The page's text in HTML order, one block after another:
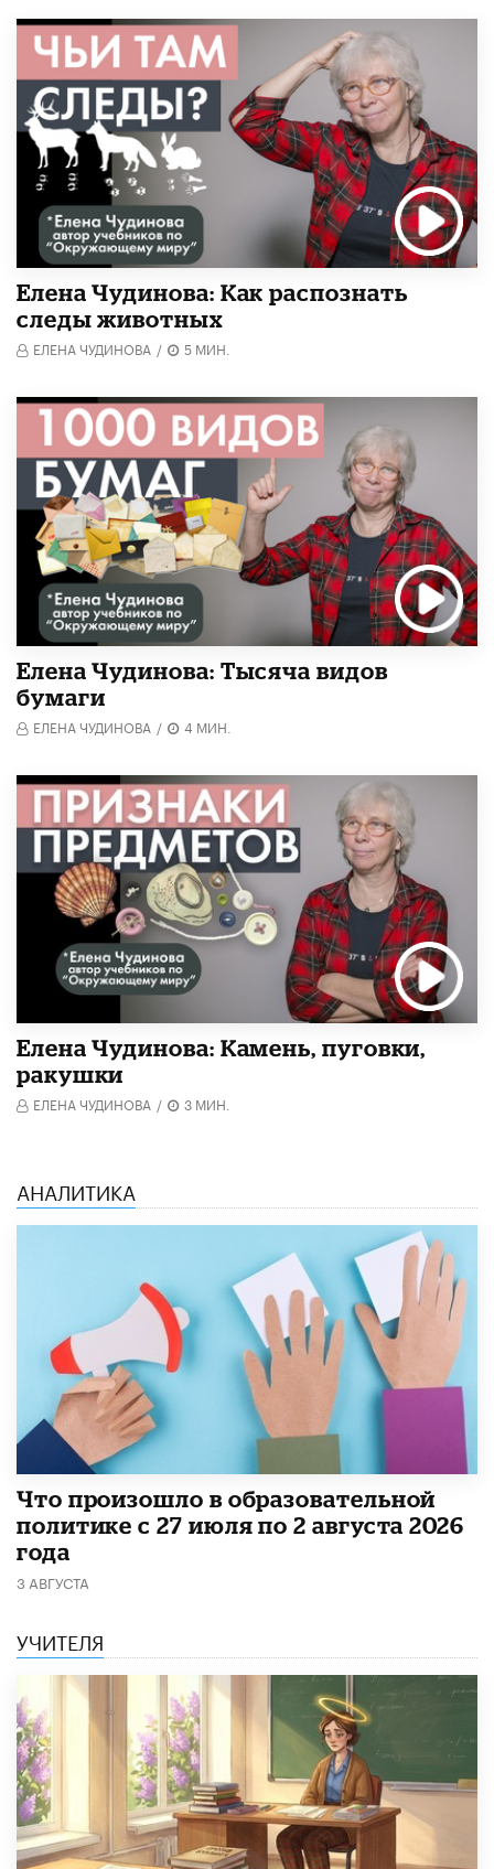
Елена Чудинова: Как распознать
следы животных
ЕЛЕНА ЧУДИНОВА / 5 МИН.
Елена Чудинова: Тысяча видов
бумаги
ЕЛЕНА ЧУДИНОВА / 4 МИН.
Елена Чудинова: Камень, пуговки,
ракушки
ЕЛЕНА ЧУДИНОВА / 3 МИН.
АНАЛИТИКА
​Что произошло в образовательной
политике с 27 июля по 2 августа 2026
года
3 АВГУСТА
УЧИТЕЛЯ